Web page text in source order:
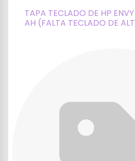
TAPA TECLADO DE HP
AH (FALTA TECLADO DE